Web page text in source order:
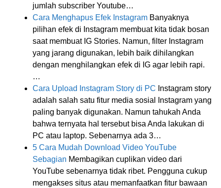
jumlah subscriber Youtube…
Cara Menghapus Efek Instagram Banyaknya
pilihan efek di Instagram membuat kita tidak bosan
saat membuat IG Stories. Namun, filter Instagram
yang jarang digunakan, lebih baik dihilangkan
dengan menghilangkan efek di IG agar lebih rapi.
…
Cara Upload Instagram Story di PC Instagram story
adalah salah satu fitur media sosial Instagram yang
paling banyak digunakan. Namun tahukah Anda
bahwa ternyata hal tersebut bisa Anda lakukan di
PC atau laptop. Sebenarnya ada 3…
5 Cara Mudah Download Video YouTube
Sebagian Membagikan cuplikan video dari
YouTube sebenarnya tidak ribet. Pengguna cukup
mengakses situs atau memanfaatkan fitur bawaan